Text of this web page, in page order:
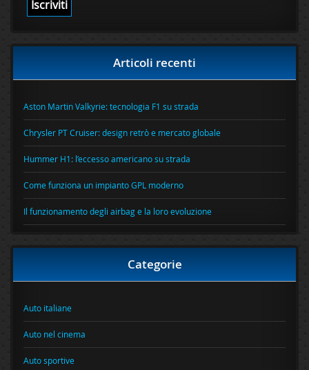
Articoli recenti
Aston Martin Valkyrie: tecnologia F1 su strada
Chrysler PT Cruiser: design retrò e mercato globale
Hummer H1: l’eccesso americano su strada
Come funziona un impianto GPL moderno
Il funzionamento degli airbag e la loro evoluzione
Categorie
Auto italiane
Auto nel cinema
Auto sportive